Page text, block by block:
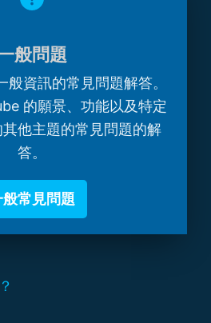
般問題
般資訊的常見問題解答。
的願景、功能以及特定
他主題的常見問題的解
答。
般常見問題